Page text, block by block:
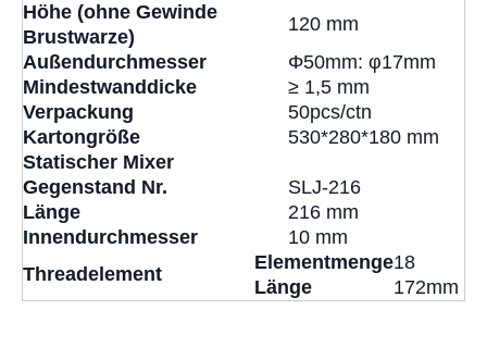
Höhe (ohne Gewinde
Brustwarze)
120 mm
Außendurchmesser
Φ50mm: φ17mm
Mindestwanddicke
≥ 1,5 mm
Verpackung
50pcs/ctn
Kartongröße
530*280*180 mm
Statischer Mixer
Gegenstand Nr.
SLJ-216
Länge
216 mm
Innendurchmesser
10 mm
Threadelement
Elementmenge18
Länge
172mm